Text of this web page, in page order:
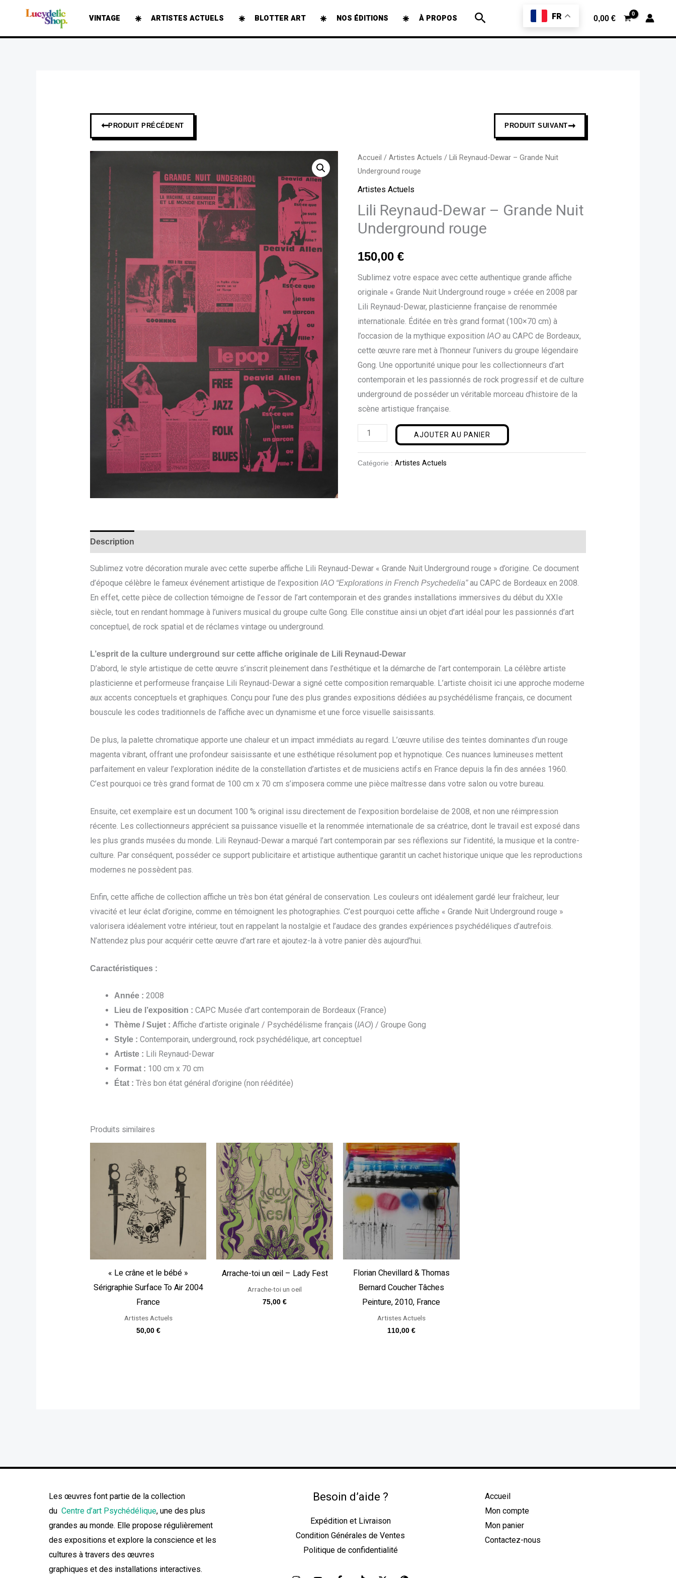
contenu
VINTAGE ARTISTES ACTUELS BLOTTER ART NOS ÉDITIONS À PROPOS Rechercher FR 0,00 €
➞PRODUIT PRÉCÉDENT PRODUIT SUIVANT➞
Accueil /Artistes Actuels / Lili Reynaud-Dewar – Grande Nuit
Underground rouge
Artistes Actuels
Lili Reynaud-Dewar – Grande Nuit
Underground rouge
150,00€
Sublimez votre espace avec cette authentique grande affiche
originale « Grande Nuit Underground rouge » créée en 2008 par
Lili Reynaud-Dewar, plasticienne française de renommée
internationale. Éditée en très grand format (100×70 cm) à
l’occasion de la mythique expositionIAO au CAPC de Bordeaux,
cette œuvre rare met à l’honneur l’univers du groupe légendaire
Gong. Une opportunité unique pour les collectionneurs d’art
contemporain et les passionnés de rock progressif et de culture
underground de posséder un véritable morceau d’histoire de la
scène artistique française.
quantité
de
Lili
Dewar
-
Nuit
Underground
rouge
AJOUTER AU PANIER
Catégorie :Artistes Actuels
Description
Sublimez votre décoration murale avec cette superbe affiche Lili Reynaud-Dewar « Grande Nuit Underground rouge » d’origine. Ce document
d’époque célèbre le fameux événement artistique de l’exposition IAO “Explorations in French Psychedelia”au CAPC de Bordeaux en 2008.
En effet, cette pièce de collection témoigne de l’essor de l’art contemporain et des grandes installations immersives du début du XXIe
siècle, tout en rendant hommage à l’univers musical du groupe culte Gong. Elle constitue ainsi un objet d’art idéal pour les passionnés d’art
conceptuel, de rock spatial et de réclames vintage ou underground.
L’esprit de la culture underground sur cette affiche originale de Lili Reynaud-Dewar
D’abord, le style artistique de cette œuvre s’inscrit pleinement dans l’esthétique et la démarche de l’art contemporain. La célèbre artiste
plasticienne et performeuse française Lili Reynaud-Dewar a signé cette composition remarquable. L’artiste choisit ici une approche moderne
aux accents conceptuels et graphiques. Conçu pour l’une des plus grandes expositions dédiées au psychédélisme français, ce document
bouscule les codes traditionnels de l’affiche avec un dynamisme et une force visuelle saisissants.
De plus, la palette chromatique apporte une chaleur et un impact immédiats au regard. L’œuvre utilise des teintes dominantes d’un rouge
magenta vibrant, offrant une profondeur saisissante et une esthétique résolument pop et hypnotique. Ces nuances lumineuses mettent
parfaitement en valeur l’exploration inédite de la constellation d’artistes et de musiciens actifs en France depuis la fin des années 1960.
C’est pourquoi ce très grand format de 100 cm x 70 cm s’imposera comme une pièce maîtresse dans votre salon ou votre bureau.
Ensuite, cet exemplaire est un document 100 % original issu directement de l’exposition bordelaise de 2008, et non une réimpression
récente. Les collectionneurs apprécient sa puissance visuelle et la renommée internationale de sa créatrice, dont le travail est exposé dans
les plus grands musées du monde. Lili Reynaud-Dewar a marqué l’art contemporain par ses réflexions sur l’identité, la musique et la contre-
culture. Par conséquent, posséder ce support publicitaire et artistique authentique garantit un cachet historique unique que les reproductions
modernes ne possèdent pas.
Enfin, cette affiche de collection affiche un très bon état général de conservation. Les couleurs ont idéalement gardé leur fraîcheur, leur
vivacité et leur éclat d’origine, comme en témoignent les photographies. C’est pourquoi cette affiche « Grande Nuit Underground rouge »
valorisera idéalement votre intérieur, tout en rappelant la nostalgie et l’audace des grandes expériences psychédéliques d’autrefois.
N’attendez plus pour acquérir cette œuvre d’art rare et ajoutez-la à votre panier dès aujourd’hui.
Caractéristiques :
Année : 2008
Lieu de l’exposition : CAPC Musée d’art contemporain de Bordeaux (France)
Thème / Sujet : Affiche d’artiste originale / Psychédélisme français (IAO) / Groupe Gong
Style : Contemporain, underground, rock psychédélique, art conceptuel
Artiste : Lili Reynaud-Dewar
Format : 100 cm x 70 cm
État : Très bon état général d’origine (non rééditée)
Produits similaires
« Le crâne et le bébé »
Sérigraphie Surface To Air 2004
France
Artistes Actuels
50,00 €
Arrache-toi un œil – Lady Fest
Arrache-toi un oeil
75,00€
Florian Chevillard & Thomas
Bernard Coucher Tâches
Peinture, 2010, France
Artistes Actuels
110,00 €
Les œuvres font partie de la collection
du Centre d’art Psychédélique, une des plus
grandes au monde. Elle propose régulièrement
des expositions et explore la conscience et les
cultures à travers des œuvres
graphiques et des installations interactives.
Besoin d’aide ?
Expédition et Livraison
Condition Générales de Ventes
Politique de confidentialité
Accueil
Mon compte
Mon panier
Contactez-nous